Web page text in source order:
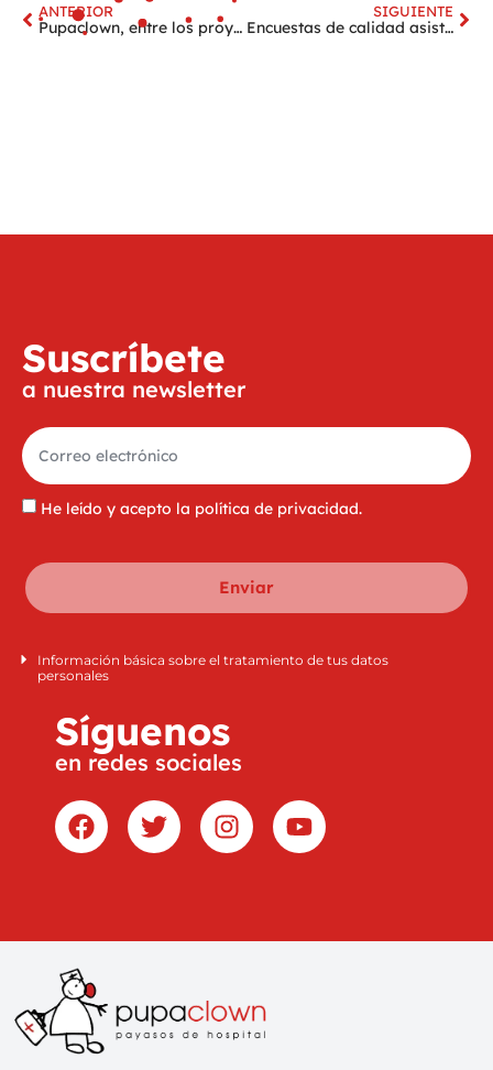
ANTERIOR
Pupaclown, entre los proyectos seleccionados en la Convocatoria 2026 de la Fundación Inocente para cáncer infantil
SIGUIENTE
Encuestas de calidad asistencial, así valoran las familias el trabajo de Pupaclown en la Arrixaca
Suscríbete
a nuestra newsletter
He leído y acepto la política de privacidad.
Enviar
Información básica sobre el tratamiento de tus datos
personales
Síguenos
en redes sociales